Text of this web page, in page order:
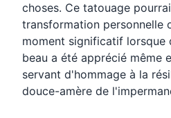
choses. Ce tatouage
transformation personnelle
moment significatif lorsque
beau a été apprécié même
servant d'hommage à la
douce-amère de